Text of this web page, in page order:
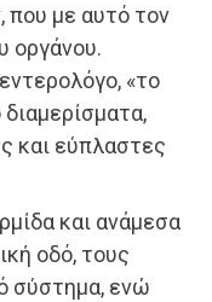
με αυτό τον
οργάνου.
«το
διαμερίσματα,
και εύπλαστες
και ανάμεσα
οδό, τους
σύστημα, ενώ